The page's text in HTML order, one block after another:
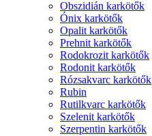
Obszidián karkötők
Ónix karkötők
Opalit karkötők
Prehnit karkötők
Rodokrozit karkötők
Rodonit karkötők
Rózsakvarc karkötők
Rubin
Rutilkvarc karkötők
Szelenit karkötők
Szerpentin karkötők